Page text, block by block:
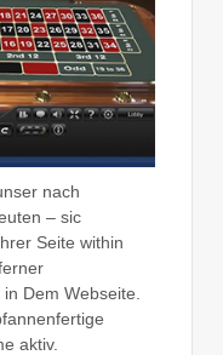
nach
– sic
Seite within
Dem Webseite.
aktiv.